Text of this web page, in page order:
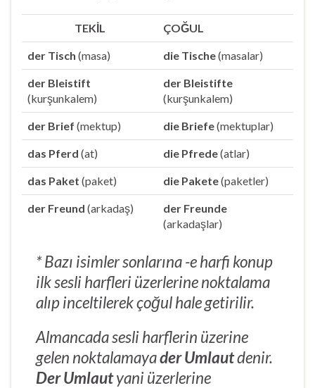
TEKİL ÇOĞUL
der Tisch (masa) die Tische(masalar)
der Bleistift
(kurşunkalem)
der Bleistifte
(kurşunkalem)
der Brief (mektup) die Briefe(mektuplar)
das Pferd (at) die Pfrede(atlar)
das Paket (paket) die Pakete(paketler)
der Freund (arkadaş)
der Freunde
(arkadaşlar)
* Bazı isimler sonlarına -e harfi konup
ilk sesli harfleri üzerlerine noktalama
alıp inceltilerek çoğul hale getirilir.
Almancada sesli harflerin üzerine
gelen noktalamayader Umlautdenir.
Der Umlautyani üzerlerine